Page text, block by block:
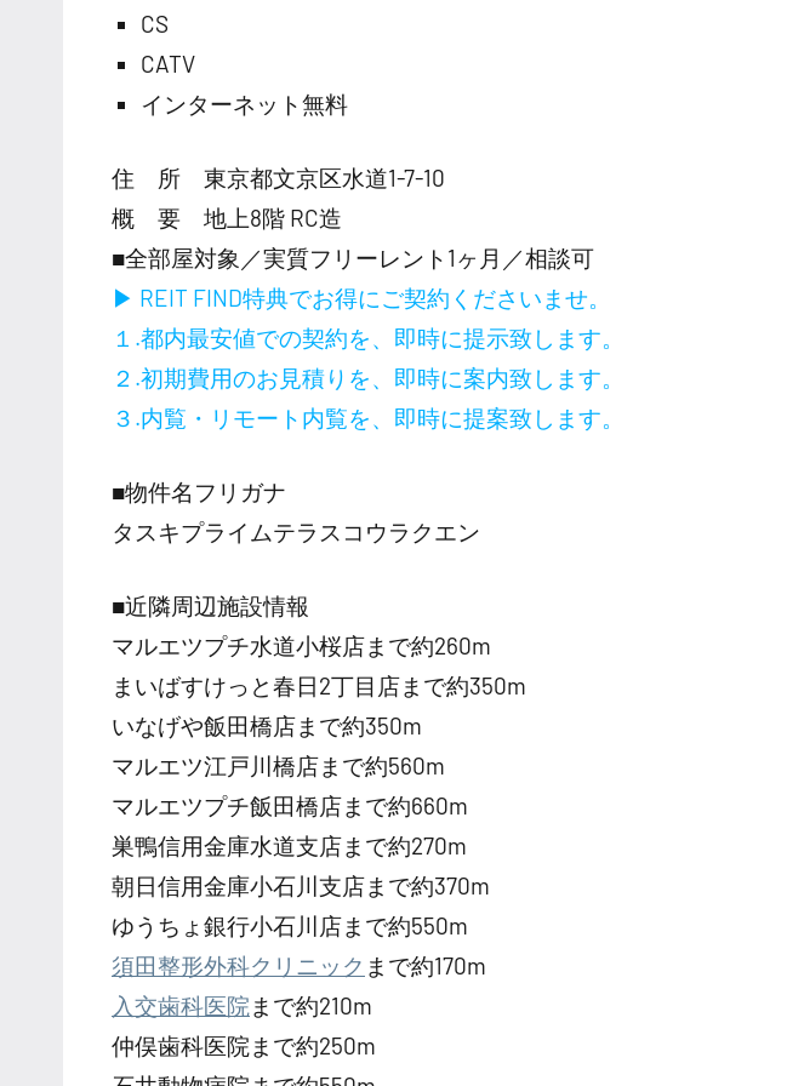
CS
CATV
インターネット無料
住 所 東京都文京区水道1-7-10
概 要 地上8階 RC造
■全部屋対象／実質フリーレント1ヶ月／相談可
▶ REIT FIND特典でお得にご契約くださいませ。
１.都内最安値での契約を、即時に提示致します。
２.初期費用のお見積りを、即時に案内致します。
３.内覧・リモート内覧を、即時に提案致します。
■物件名フリガナ
タスキプライムテラスコウラクエン
■近隣周辺施設情報
マルエツプチ水道小桜店まで約260m
まいばすけっと春日2丁目店まで約350m
いなげや飯田橋店まで約350m
マルエツ江戸川橋店まで約560m
マルエツプチ飯田橋店まで約660m
巣鴨信用金庫水道支店まで約270m
朝日信用金庫小石川支店まで約370m
ゆうちょ銀行小石川店まで約550m
須田整形外科クリニック まで約170m
入交歯科医院まで約210m
仲俣歯科医院まで約250m